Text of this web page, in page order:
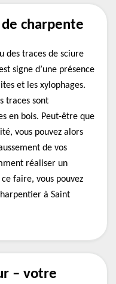
charpente
des traces de sciure
signe d’une présence
et les xylophages.
traces sont
en bois. Peut-être que
vous pouvez alors
de vos
réaliser un
faire, vous pouvez
à Saint
– votre